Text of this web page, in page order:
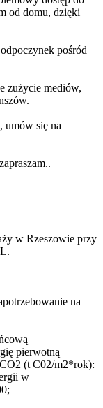
od domu, dzięki
pośród
zużycie mediów,
umów się na
w Rzeszowie przy
na
pierwotną
(t C02/m2*rok):
w